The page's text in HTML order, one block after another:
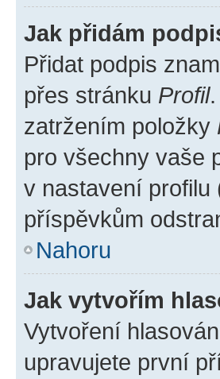
Jak přidám
Přidat podpis
přes stránku Profil
zatržením položky
pro všechny vaše
v nastavení profilu
příspěvkům
Nahoru
Jak vytvořím
Vytvoření
upravujete první